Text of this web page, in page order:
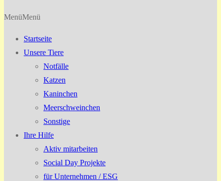
MenüMenü
Startseite
Unsere Tiere
Notfälle
Katzen
Kaninchen
Meerschweinchen
Sonstige
Ihre Hilfe
Aktiv mitarbeiten
Social Day Projekte
für Unternehmen / ESG